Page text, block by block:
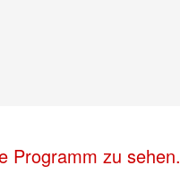
Programm zu sehen.